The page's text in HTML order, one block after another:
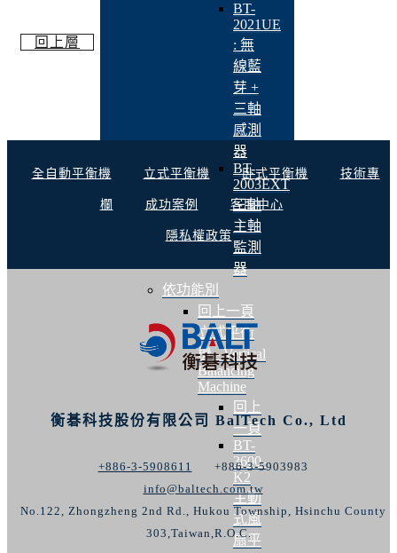
BT-
2021UE
: 無
線藍
芽 +
三軸
感測
器
BT-
2003EXT
三軸
主軸
監測
器
依功能別
回上一頁
立式平衡
機 - Vertical
Balancing
Machine
回上
一頁
BT-
3600-
K2
主動
式風
扇平
回上層
全自動平衡機 立式平衡機 卧式平衡機 技術專
欄 成功案例 客服中心
隱私權政策
衡碁科技股份有限公司 BalTech Co., Ltd
+886-3-5908611
+886-3-5903983
info@baltech.com.tw
No.122, Zhongzheng 2nd Rd., Hukou Township, Hsinchu County
303,Taiwan,R.O.C.